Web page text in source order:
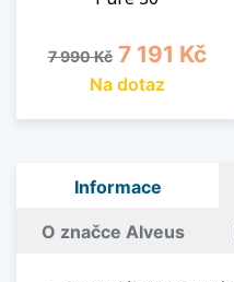
Běžná cena
7 990 Kč Cena
7 191 Kč
Na dotaz
Informace
O značce Alveus